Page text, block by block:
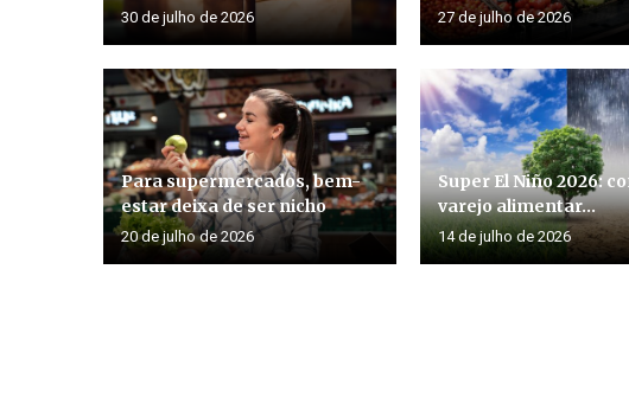
30 de julho de 2026 27 de julho de 2026
Para supermercados, bem-
estar deixa de ser nicho
20 de julho de 2026
Super El Niño 2026:
varejo alimentar...
14 de julho de 2026